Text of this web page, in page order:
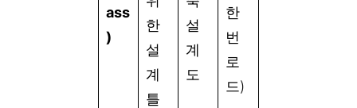
ass
)
한
설
계
틀
설
계
도
한
번
로
드)